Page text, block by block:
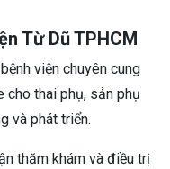
Từ Dũ TPHCM
bệnh viện chuyên cung
thai phụ, sản phụ
và phát triển.
thăm khám và điều trị